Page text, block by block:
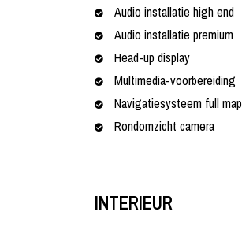
Audio installatie high end
Audio installatie premium
Head-up display
Multimedia-voorbereiding
Navigatiesysteem full map
Rondomzicht camera
INTERIEUR